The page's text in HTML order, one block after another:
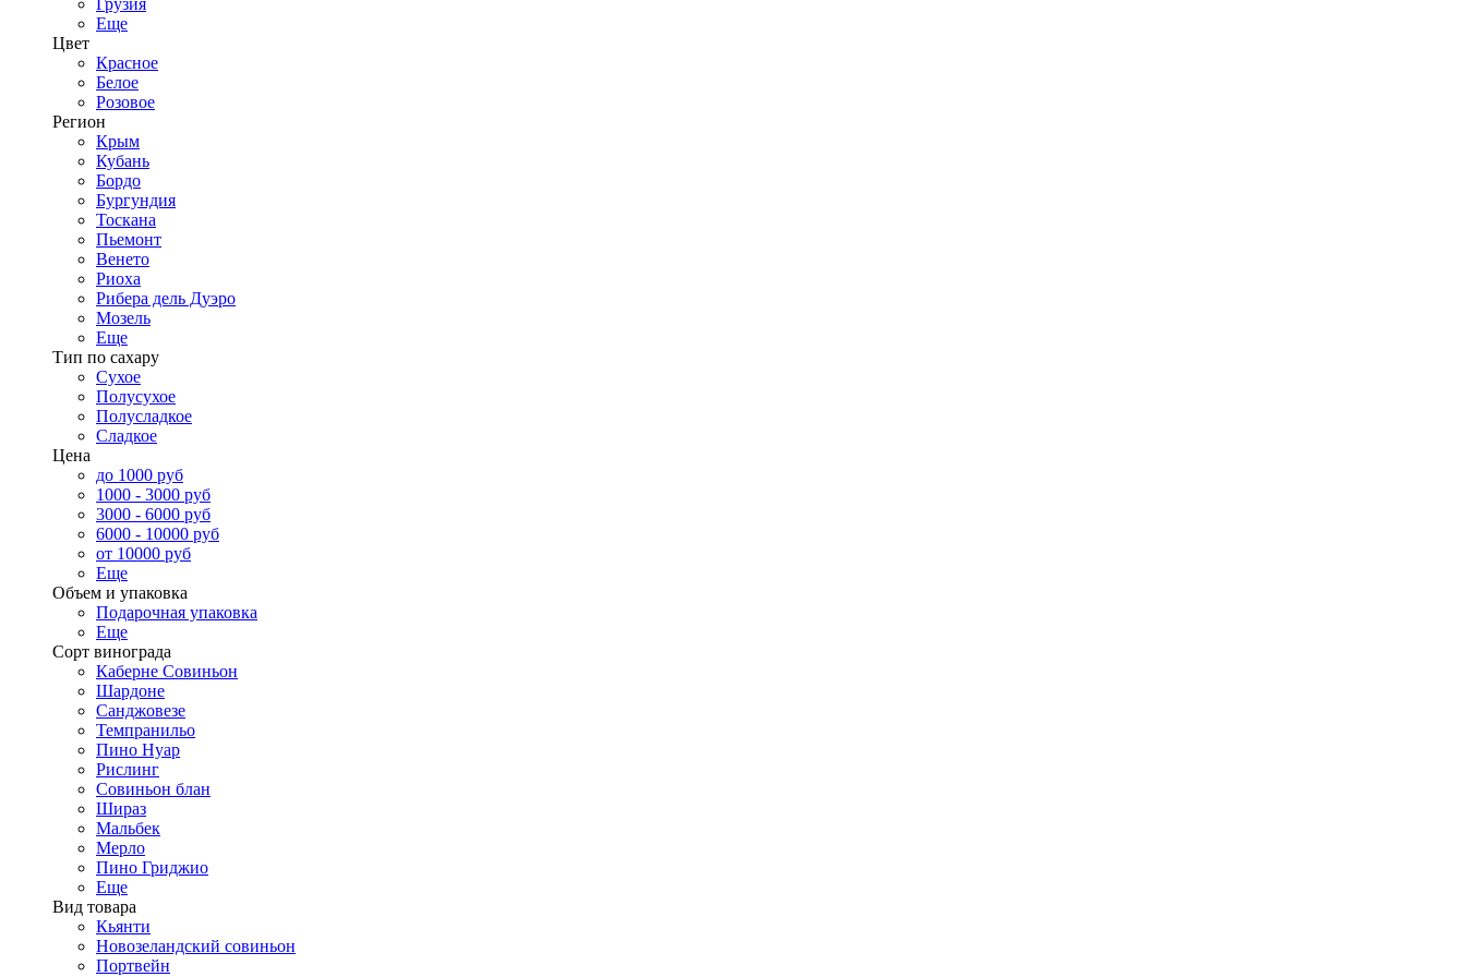
Грузия
Еще
Цвет
Красное
Белое
Розовое
Регион
Крым
Кубань
Бордо
Бургундия
Тоскана
Пьемонт
Венето
Риоха
Рибера дель Дуэро
Мозель
Еще
Тип по сахару
Сухое
Полусухое
Полусладкое
Сладкое
Цена
до 1000 руб
1000 - 3000 руб
3000 - 6000 руб
6000 - 10000 руб
от 10000 руб
Еще
Объем и упаковка
Подарочная упаковка
Еще
Сорт винограда
Каберне Совиньон
Шардоне
Санджовезе
Темпранильо
Пино Нуар
Рислинг
Совиньон блан
Шираз
Мальбек
Мерло
Пино Гриджио
Еще
Вид товара
Кьянти
Новозеландский совиньон
Портвейн